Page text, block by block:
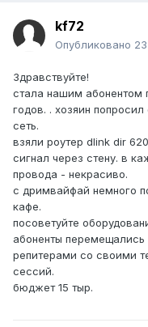
kf72
Опубликовано
Здравствуйте!
стала нашим абонентом
годов. . хозяин
сеть.
взяли роутер dlink dir
сигнал через стену. в
провода - некрасиво.
c дримвайфай немного
кафе.
посоветуйте
абоненты
репитерами со своими
сессий.
бюджет 15 тыр.